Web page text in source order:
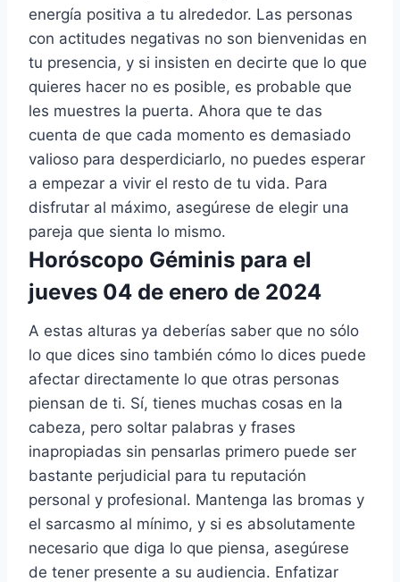
energía positiva a tu alrededor. Las personas
con actitudes negativas no son bienvenidas en
tu presencia, y si insisten en decirte que lo que
quieres hacer no es posible, es probable que
les muestres la puerta. Ahora que te das
cuenta de que cada momento es demasiado
valioso para desperdiciarlo, no puedes esperar
a empezar a vivir el resto de tu vida. Para
disfrutar al máximo, asegúrese de elegir una
pareja que sienta lo mismo.
Horóscopo Géminis para el
jueves 04 de enero de 2024
A estas alturas ya deberías saber que no sólo
lo que dices sino también cómo lo dices puede
afectar directamente lo que otras personas
piensan de ti. Sí, tienes muchas cosas en la
cabeza, pero soltar palabras y frases
inapropiadas sin pensarlas primero puede ser
bastante perjudicial para tu reputación
personal y profesional. Mantenga las bromas y
el sarcasmo al mínimo, y si es absolutamente
necesario que diga lo que piensa, asegúrese
de tener presente a su audiencia. Enfatizar